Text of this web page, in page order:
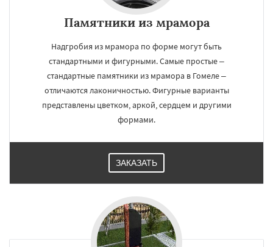
Памятники из мрамора
Надгробия из мрамора по форме могут быть
стандартными и фигурными. Самые простые –
стандартные памятники из мрамора в Гомеле –
отличаются лаконичностью. Фигурные варианты
представлены цветком, аркой, сердцем и другими
формами.
ЗАКАЗАТЬ